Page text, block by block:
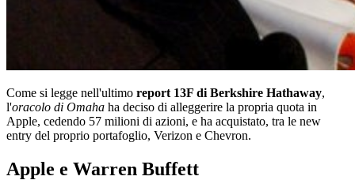
Come si legge nell'ultimo report 13F di Berkshire Hathaway,
l'oracolo di Omaha ha deciso di alleggerire la propria quota in
Apple, cedendo 57 milioni di azioni, e ha acquistato, tra le new
entry del proprio portafoglio, Verizon e Chevron.
Apple e Warren Buffett